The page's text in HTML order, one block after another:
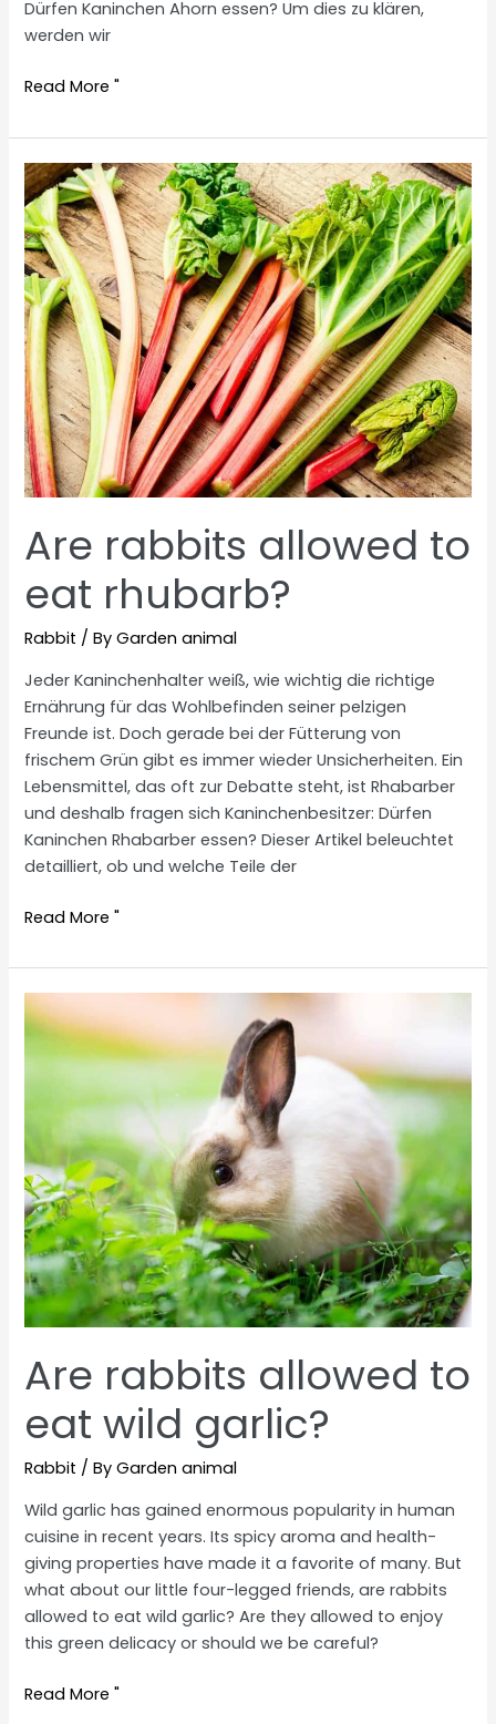
Dürfen Kaninchen Ahorn essen? Um dies zu klären,
werden wir
Are
allowed
to
eat
maple?
Read More "
Are rabbits allowed to
eat rhubarb?
Rabbit / ByGarden animal
Jeder Kaninchenhalter weiß, wie wichtig die richtige
Ernährung für das Wohlbefinden seiner pelzigen
Freunde ist. Doch gerade bei der Fütterung von
frischem Grün gibt es immer wieder Unsicherheiten. Ein
Lebensmittel, das oft zur Debatte steht, ist Rhabarber
und deshalb fragen sich Kaninchenbesitzer: Dürfen
Kaninchen Rhabarber essen? Dieser Artikel beleuchtet
detailliert, ob und welche Teile der
Are
allowed
to
eat
rhubarb?
Read More "
Are rabbits allowed to
eat wild garlic?
Rabbit / ByGarden animal
Wild garlic has gained enormous popularity in human
cuisine in recent years. Its spicy aroma and health-
giving properties have made it a favorite of many. But
what about our little four-legged friends, are rabbits
allowed to eat wild garlic? Are they allowed to enjoy
this green delicacy or should we be careful?
Are
Read More "